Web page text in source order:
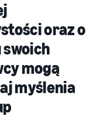
oraz o
mogą
myślenia